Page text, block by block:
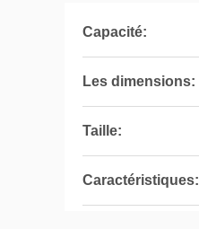
Capacité:
Les dimensions:
Taille:
Caractéristiques: